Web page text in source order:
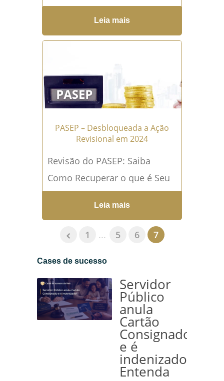
recente decisão histórica do
STJ relacionada a esse
programa ? Talvez...Leia mais
Leia mais
PASEP – Desbloqueada a Ação
Revisional em 2024
Revisão do PASEP: Saiba
Como Recuperar o que é Seu
Se você é servidor público ou
militar que contribuiu para o...
Leia mais →
Leia mais
1 ... 5 6 7
Cases de sucesso
Servidor
Público
anula
Cartão
Consignado
e é
indenizado!
Entenda